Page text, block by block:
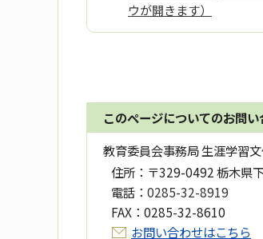
ウが開きます）
このページについてのお問
教育委員会事務局 生涯学習
住所： 〒329-0492 栃木県
電話： 0285-32-8919
FAX： 0285-32-8610
お問い合わせはこちら